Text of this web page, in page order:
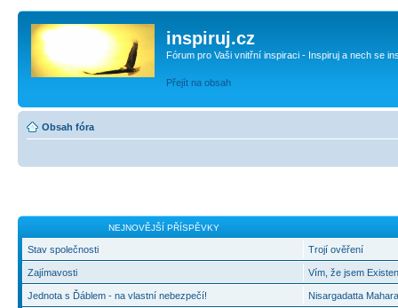
inspiruj.cz
Fórum pro Vaši vnitřní inspiraci - Inspiruj a nech se
Přejít na obsah
Obsah fóra
NEJNOVĚJŠÍ PŘÍSPĚVKY
Stav společnosti
Zajímavosti
Jednota s Ďáblem - na vlastní nebezpečí!
Trojí ověření
Vím, že jsem
Nisargadatta